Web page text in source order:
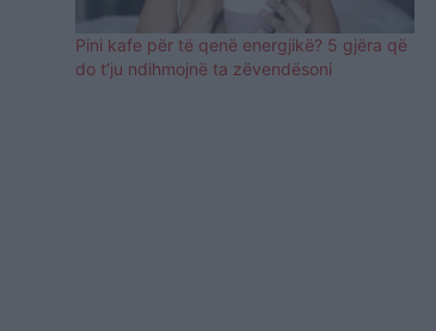
Pini kafe për të qenë energjikë? 5 gjëra që
do t’ju ndihmojnë ta zëvendësoni